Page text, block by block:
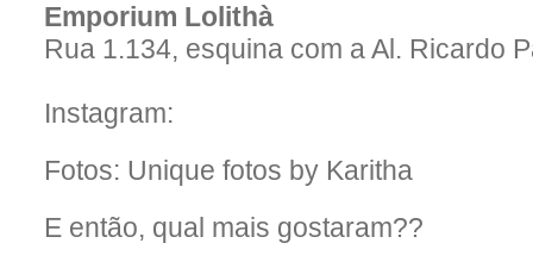
Emporium Lolithà
Rua 1.134, esquina com a Al. Ricardo
Instagram:
Fotos: Unique fotos by Karitha
E então, qual mais gostaram??